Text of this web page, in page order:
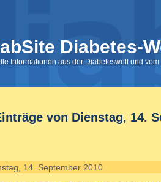
Diabetes-
Informationen aus der Diabeteswelt und
von Dienstag, 14.
14. September 2010